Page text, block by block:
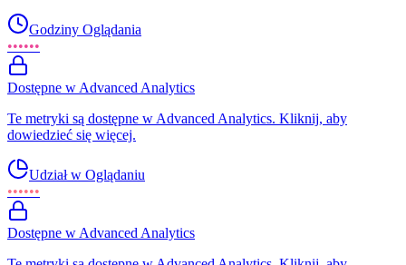
Godziny Oglądania
••••••
Dostępne w Advanced Analytics
Te metryki są dostępne w Advanced Analytics. Kliknij, aby
dowiedzieć się więcej.
Udział w Oglądaniu
••••••
Dostępne w Advanced Analytics